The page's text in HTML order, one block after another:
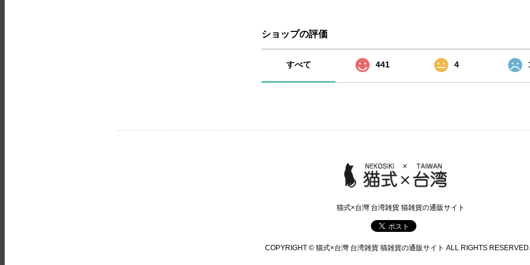
ショップの評価
すべて 441 4
猫式×台灣 台湾雑貨 猫雑貨の通販サイト
COPYRIGHT © 猫式×台灣 台湾雑貨 猫雑貨の通販サイト ALL RIGHTS RESERVED.